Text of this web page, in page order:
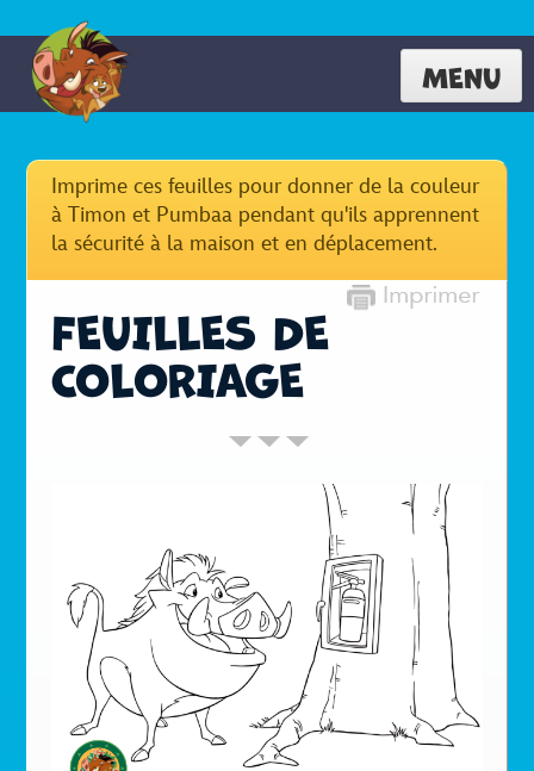
MENU
Imprime ces feuilles pour donner de la couleur
à Timon et Pumbaa pendant qu'ils apprennent
la sécurité à la maison et en déplacement.
FEUILLES DE
COLORIAGE